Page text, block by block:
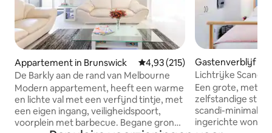
Appartement in Brunswick Gemiddelde beoordeling van
4,93 (215)
De Barkly aan de rand van Melbourne
Modern appartement, heeft een warme
en lichte val met een verfijnd tintje, met
een eigen ingang, veiligheidspoort,
voorplein met barbecue. Begane grond:
Gastenverblijf in
lLichtrijke
Carlton North
Een grote, met
zelfstandige
scandi-
ingerichte